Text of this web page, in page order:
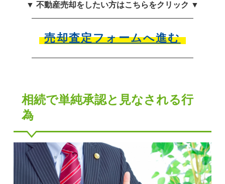
▼ 不動産売却をしたい方はこちらをクリック ▼
売却査定フォームへ進む
相続で単純承認と見なされる行
為